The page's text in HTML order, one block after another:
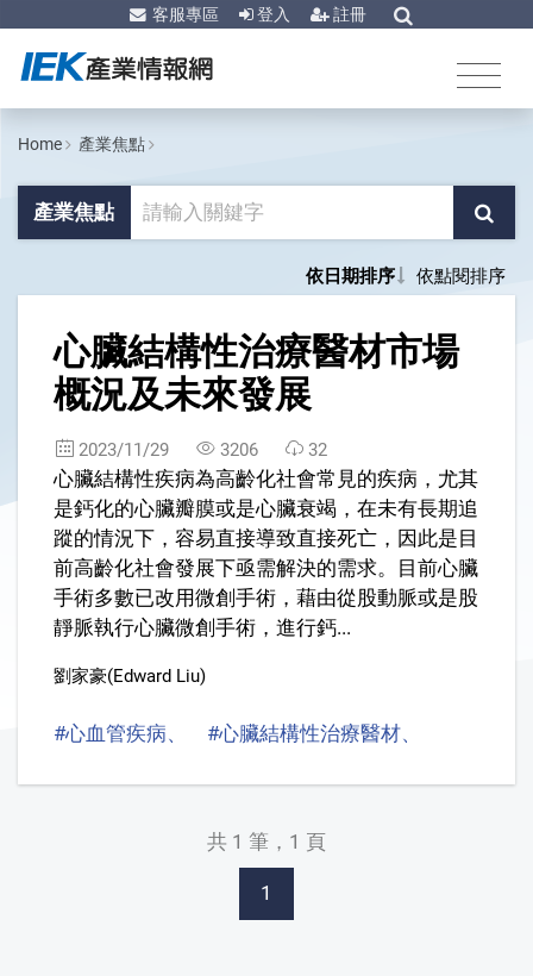
客服專區 登入 註冊
Home 產業焦點
產業焦點
依日期排序 依點閱排序
心臟結構性治療醫材市場
概況及未來發展
2023/11/29 3206 32
心臟結構性疾病為高齡化社會常見的疾病，尤其
是鈣化的心臟瓣膜或是心臟衰竭，在未有長期追
蹤的情況下，容易直接導致直接死亡，因此是目
前高齡化社會發展下亟需解決的需求。目前心臟
手術多數已改用微創手術，藉由從股動脈或是股
靜脈執行心臟微創手術，進行鈣...
劉家豪(Edward Liu)
#心血管疾病、 #心臟結構性治療醫材、
共 1 筆，1 頁
1